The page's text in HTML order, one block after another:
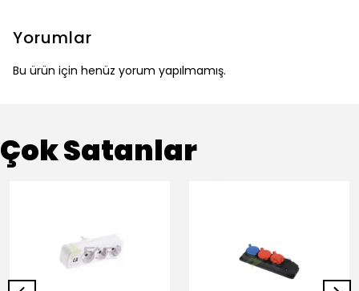
Yorumlar
Bu ürün için henüz yorum yapılmamış.
Çok Satanlar